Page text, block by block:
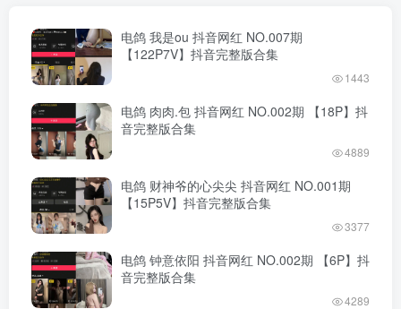
电鸽 我是ou 抖音网红 NO.007期
【122P7V】抖音完整版合集
1443
电鸽 肉肉.包 抖音网红 NO.002期 【18P】抖
音完整版合集
4889
电鸽 财神爷的心尖尖 抖音网红 NO.001期
【15P5V】抖音完整版合集
3377
电鸽 钟意依阳 抖音网红 NO.002期 【6P】抖
音完整版合集
4289